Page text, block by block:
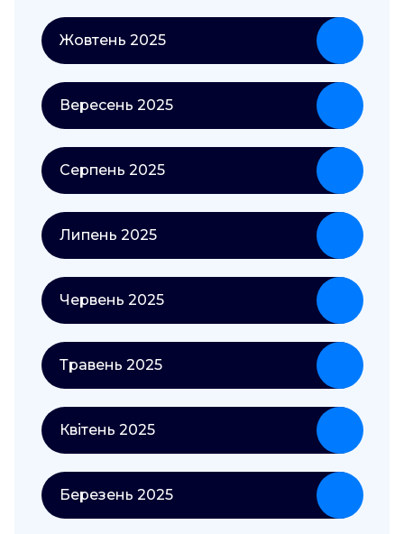
Жовтень 2025
Вересень 2025
Серпень 2025
Липень 2025
Червень 2025
Травень 2025
Квітень 2025
Березень 2025